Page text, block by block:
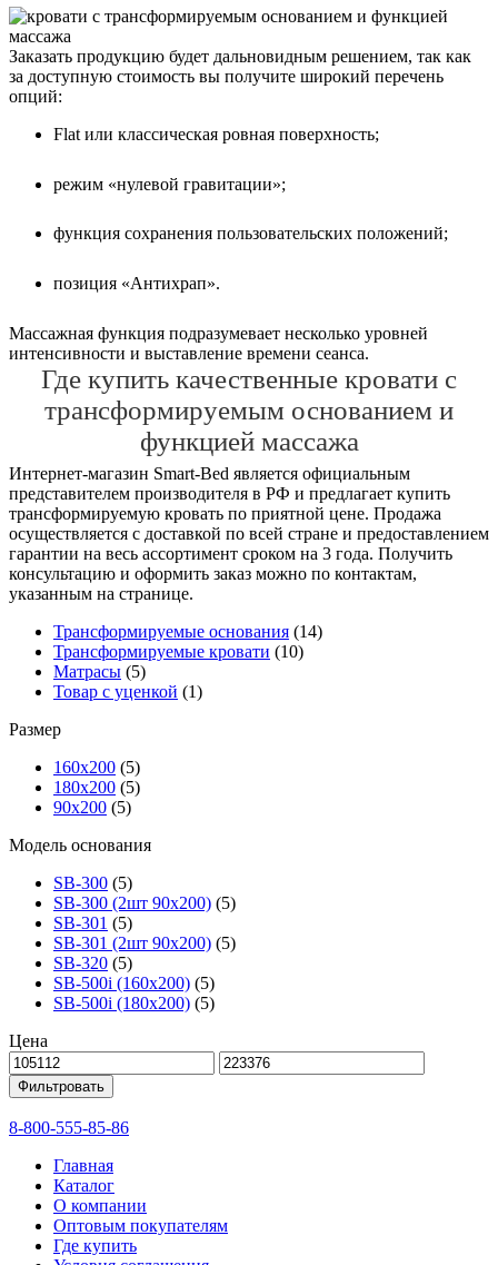
Заказать продукцию будет дальновидным решением, так как
за доступную стоимость вы получите широкий перечень
опций:
Flat или классическая ровная поверхность;
режим «нулевой гравитации»;
функция сохранения пользовательских положений;
позиция «Антихрап».
Массажная функция подразумевает несколько уровней
интенсивности и выставление времени сеанса.
Где купить качественные кровати с
трансформируемым основанием и
функцией массажа
Интернет-магазин Smart-Bed является официальным
представителем производителя в РФ и предлагает купить
трансформируемую кровать по приятной цене. Продажа
осуществляется с доставкой по всей стране и предоставлением
гарантии на весь ассортимент сроком на 3 года. Получить
консультацию и оформить заказ можно по контактам,
указанным на странице.
Трансформируемые основания (14)
Трансформируемые кровати (10)
Матрасы (5)
Товар с уценкой (1)
Размер
160х200 (5)
180х200 (5)
90х200 (5)
Модель основания
SB-300 (5)
SB-300 (2шт 90х200) (5)
SB-301 (5)
SB-301 (2шт 90х200) (5)
SB-320 (5)
SB-500i (160x200) (5)
SB-500i (180x200) (5)
Цена
Фильтровать
8-800-555-85-86
Главная
Каталог
О компании
Оптовым покупателям
Где купить